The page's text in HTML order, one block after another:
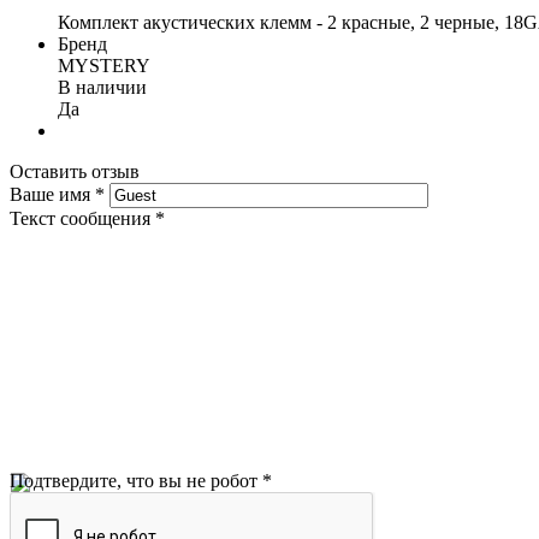
Комплект акустических клемм - 2 красные, 2 черные,
Бренд
MYSTERY
В наличии
Да
Оставить отзыв
Ваше имя *
Текст сообщения *
Подтвердите, что вы не робот *